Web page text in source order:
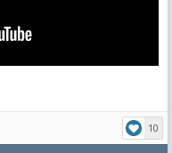
10